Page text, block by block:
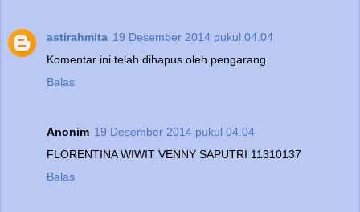
astirahmita 19 Desember 2014 pukul 04.04
Komentar ini telah dihapus oleh pengarang.
Balas
Anonim 19 Desember 2014 pukul 04.04
FLORENTINA WIWIT VENNY SAPUTRI 11310137
Balas